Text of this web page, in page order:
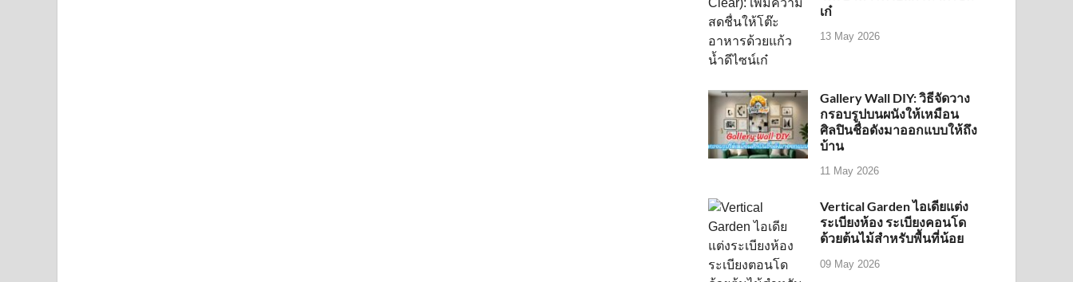
เก๋
13 May 2026
Gallery Wall DIY: วิธีจัดวาง
กรอบรูปบนผนังให้เหมือน
ศิลปินชื่อดังมาออกแบบให้ถึง
บ้าน
11 May 2026
Vertical Garden ไอเดียแต่ง
ระเบียงห้อง ระเบียงคอนโด
ด้วยต้นไม้สำหรับพื้นที่น้อย
09 May 2026